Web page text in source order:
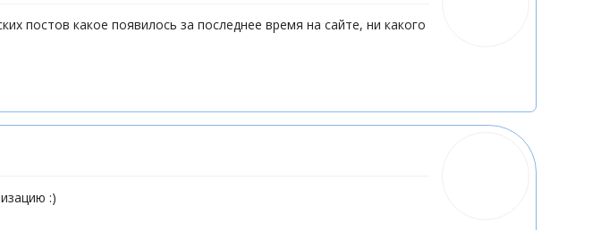
постов какое появилось за последнее время на сайте, ни какого
:)